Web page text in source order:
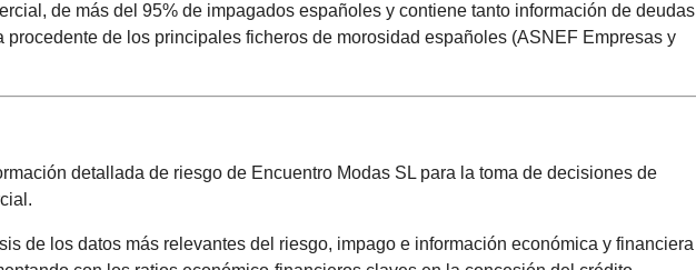
de más del 95% de impagados españoles y contiene tanto información de deudas
de los principales ficheros de morosidad españoles (ASNEF Empresas y
detallada de riesgo de Encuentro Modas SL para la toma de decisiones de
de los datos más relevantes del riesgo, impago e información económica y financiera